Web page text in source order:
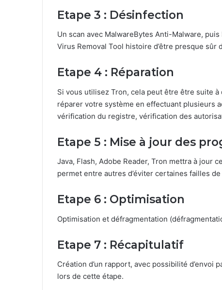
Etape 3 : Désinfection
Un scan avec MalwareBytes Anti-Malware,
Virus Removal Tool histoire d’être presque sûr
Etape 4 : Réparation
Si vous utilisez Tron, cela peut être être suite
réparer votre système en effectuant plusieurs
vérification du registre, vérification des
Etape 5 : Mise à jour des
Java, Flash, Adobe Reader, Tron mettra à jour
permet entre autres d’éviter certaines failles
Etape 6 : Optimisation
Optimisation et défragmentation
Etape 7 : Récapitulatif
Création d’un rapport, avec possibilité d’envoi
lors de cette étape.